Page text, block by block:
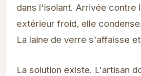
dans l'isolant. Arrivée contre
extérieur froid, elle
La laine de verre s'affaisse
La solution existe. L'artisan